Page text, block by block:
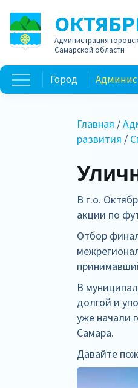
Администрация
Самарской области
Город
Главная /
развития /
В г.о.
акции по
Отбор
В
долгой и
уже начали
Самара.
Давайте